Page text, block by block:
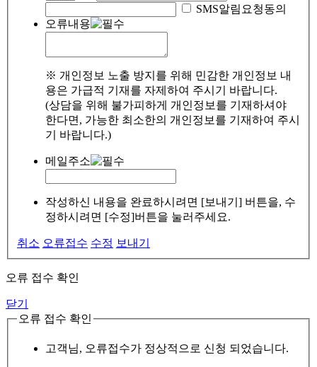
SMS알림요청동의
오류내용
※ 개인정보 노출 방지를 위해 민감한 개인정보 내
용은 가급적 기재를 자제하여 주시기 바랍니다.
(상담을 위해 불가피하게 개인정보를 기재하셔야
한다면, 가능한 최소한의 개인정보를 기재하여 주시
기 바랍니다.)
메일주소
작성하신 내용을 완료하시려면 [보내기] 버튼을, 수
정하시려면 [수정]버튼을 눌러주세요.
취소 오류접수 수정 보내기
오류 접수 확인
닫기
오류 접수 확인
고객님, 오류접수가 정상적으로 신청 되었습니다.